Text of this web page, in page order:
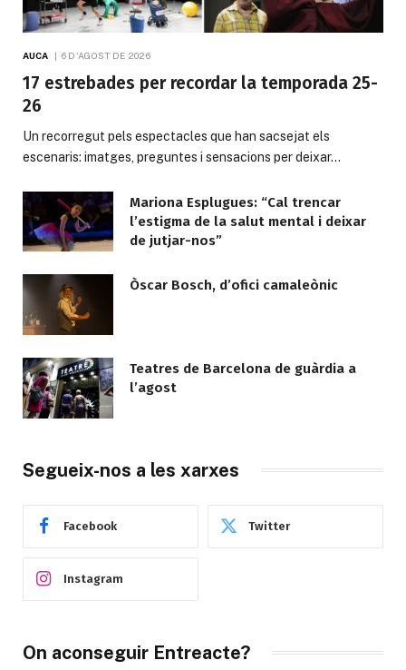
AUCA 6 D'AGOST DE 2026
17 estrebades per recordar la temporada 25-
26
Un recorregut pels espectacles que han sacsejat els
escenaris: imatges, preguntes i sensacions per deixar…
Mariona Esplugues: “Cal trencar
l’estigma de la salut mental i deixar
de jutjar-nos”
Òscar Bosch, d’ofici camaleònic
Teatres de Barcelona de guàrdia a
l’agost
Segueix-nos a les xarxes
Facebook Twitter
Instagram
On aconseguir Entreacte?